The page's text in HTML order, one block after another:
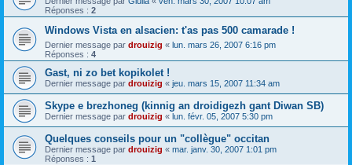
Réponses : 2
Windows Vista en alsacien: t'as pas 500 camarade !
Dernier message par drouizig « lun. mars 26, 2007 6:16 pm
Réponses : 4
Gast, ni zo bet kopikolet !
Dernier message par drouizig « jeu. mars 15, 2007 11:34 am
Skype e brezhoneg (kinnig an droidigezh gant Diwan SB)
Dernier message par drouizig « lun. févr. 05, 2007 5:30 pm
Quelques conseils pour un "collègue" occitan
Dernier message par drouizig « mar. janv. 30, 2007 1:01 pm
Réponses : 1